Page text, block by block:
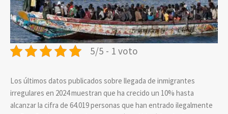
5/5 - 1 voto
Los últimos datos publicados sobre llegada de inmigrantes
irregulares en 2024 muestran que ha crecido un 10% hasta
alcanzar la cifra de 64.019 personas que han entrado ilegalmente